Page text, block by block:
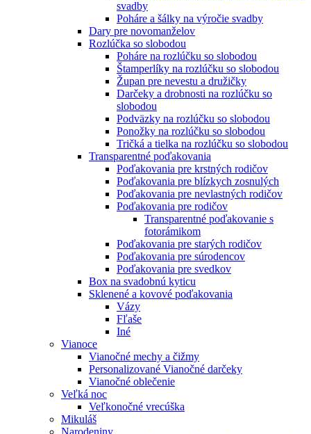
svadby
Poháre a šálky na výročie svadby
Dary pre novomanželov
Rozlúčka so slobodou
Poháre na rozlúčku so slobodou
Štamperlíky na rozlúčku so slobodou
Župan pre nevestu a družičky
Darčeky a drobnosti na rozlúčku so
slobodou
Podväzky na rozlúčku so slobodou
Ponožky na rozlúčku so slobodou
Tričká a tielka na rozlúčku so slobodou
Transparentné poďakovania
Poďakovania pre krstných rodičov
Poďakovania pre blízkych zosnulých
Poďakovania pre nevlastných rodičov
Poďakovania pre rodičov
Transparentné poďakovanie s
fotorámikom
Poďakovania pre starých rodičov
Poďakovania pre súrodencov
Poďakovania pre svedkov
Box na svadobnú kyticu
Sklenené a kovové poďakovania
Vázy
Fľaše
Iné
Vianoce
Vianočné mechy a čižmy
Personalizované Vianočné darčeky
Vianočné oblečenie
Veľká noc
Veľkonočné vrecúška
Mikuláš
Narodeniny